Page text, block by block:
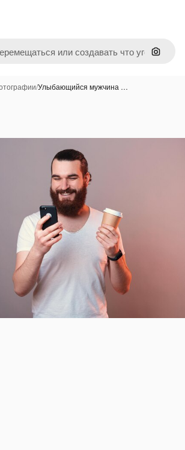
Поиск
/Улыбающийся мужчина …